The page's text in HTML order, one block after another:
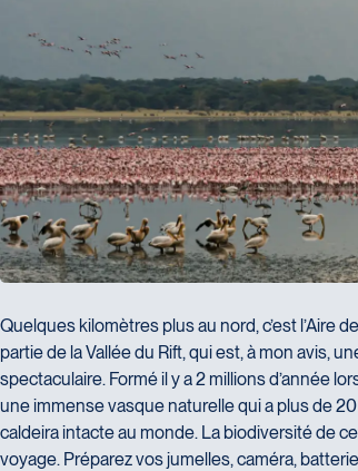
Quelques kilomètres plus au nord, c’est l’Aire
partie de la Vallée du Rift, qui est, à mon avis,
spectaculaire. Formé il y a 2 millions d’année
une immense vasque naturelle qui a plus de
caldeira intacte au monde. La biodiversité de
voyage. Préparez vos jumelles, caméra,